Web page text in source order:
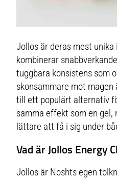
Jollos är deras mest
kombinerar
tuggbara konsistens som
skonsammare mot
till ett populärt alternativ
samma effekt som en gel,
lättare att få i sig under
Vad är Jollos Energy
Jollos är Noshts egen